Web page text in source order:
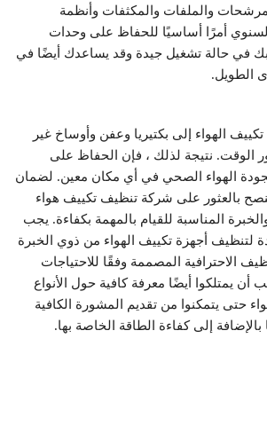
والملفات والمكثفات وأنظمة
أمرًا أساسيًا للحفاظ على وحدات
بك في حالة تشغيل جيدة وقد يساعدك أيضًا في
الطويل.
الهواء إلى بكتيريا وعفن وأوساخ غير
الوقت. نتيجة لذلك ، فإن الحفاظ على
الهواء الصحي في أي مكان معين. لضمان
بالعثور على شركة تنظيف تكييف هواء
المناسبة للقيام بالمهمة بكفاءة. يجب
لتنظيف أجهزة تكييف الهواء من ذوي الخبرة
الاحترافية المصممة وفقًا للاحتياجات
أن يمتلكوا أيضًا معرفة كافية حول الأنواع
حتى يتمكنوا من تقديم المشورة الكافية
إلى كفاءة الطاقة الخاصة بها.